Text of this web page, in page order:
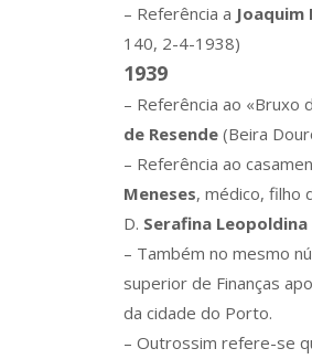
– Referência a Joaquim
140, 2-4-1938)
1939
– Referência ao «Bruxo
de Resende (Beira
– Referência ao
Meneses, médico, filho
D. Serafina
– Também no mesmo
superior de Finanças
da cidade do Porto.
– Outrossim refere-se